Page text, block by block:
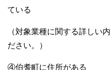
ている
（対象業種に関する詳しい
ださい。）
④伯耆町に住所がある